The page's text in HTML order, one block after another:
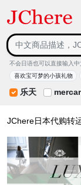
不会日语也可以直接输入中
喜欢宝可梦的小孩礼物
乐天
JChere日本代购转